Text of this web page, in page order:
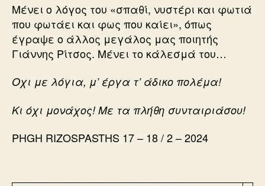
Μένει ο λόγος του «σπαθί, νυστέρι και φωτιά
που φωτάει και φως που καίει», όπως
έγραψε ο άλλος μεγάλος μας ποιητής
Γιάννης Ρίτσος. Μένει το κάλεσμά του…
Οχι με λόγια, μ’ έργα τ’ άδικο πολέμα!
Κι όχι μονάχος! Με τα πλήθη συνταιριάσου!
PHGH RIZOSPASTHS 17 – 18 / 2 – 2024